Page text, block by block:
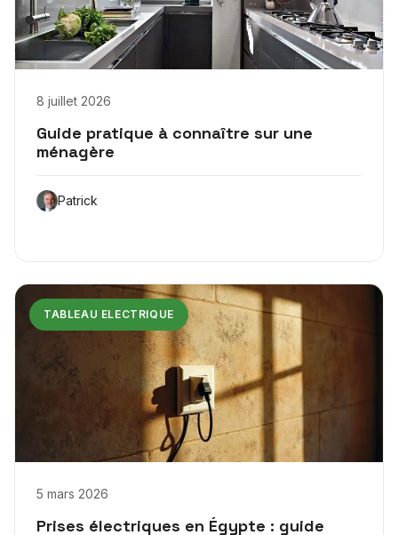
8 juillet 2026
Guide pratique à connaître sur une
ménagère
Patrick
TABLEAU ELECTRIQUE
5 mars 2026
Prises électriques en Égypte : guide